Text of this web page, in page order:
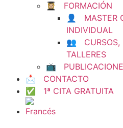
👩🏼‍🎓 FORMACIÓN
👤 MASTER
INDIVIDUAL
👥 CURSOS,
TALLERES
📺
📩 CONTACTO
✅ 1ª CITA GRATUITA